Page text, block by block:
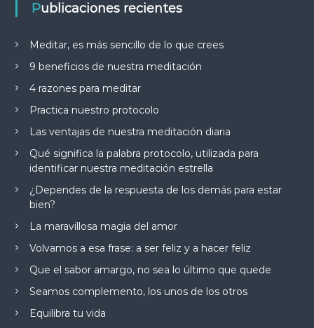
Publicaciones recientes
Meditar, es más sencillo de lo que crees
9 beneficios de nuestra meditación
4 razones para meditar
Practica nuestro protocolo
Las ventajas de nuestra meditación diaria
Qué significa la palabra protocolo, utilizada para
identificar nuestra meditación estrella
¿Dependes de la respuesta de los demás para estar
bien?
La maravillosa magia del amor
Volvamos a esa frase: a ser feliz y a hacer feliz
Que el sabor amargo, no sea lo último que quede
Seamos complemento, los unos de los otros
Equilibra tu vida